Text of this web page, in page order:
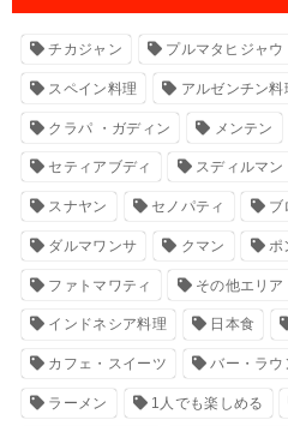
チカジャン プルマタヒジャウ
スペイン料理 アルゼンチン料
クラパ ・ガディン メンテン
セティアブディ スディルマン
スナヤン セノパティ ブ
ダルマワンサ クマン ポ
ファトマワティ その他エリア
インドネシア料理 日本食
カフェ・スイーツ バー・ラウ
ラーメン 1人でも楽しめる